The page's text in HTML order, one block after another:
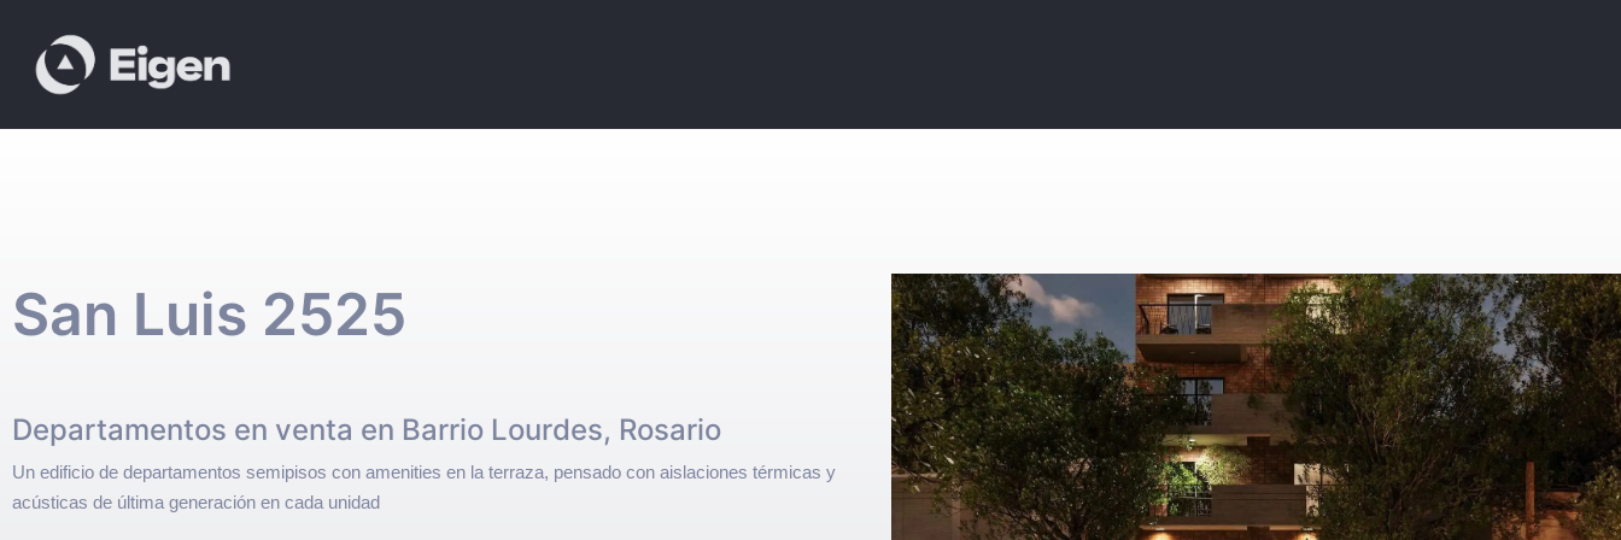
San Luis 2525
Departamentos en venta en Barrio Lourdes, Rosario
Un edificio de departamentos semipisos con amenities en la terraza, pensado con aislaciones térmicas y
acústicas de última generación en cada unidad